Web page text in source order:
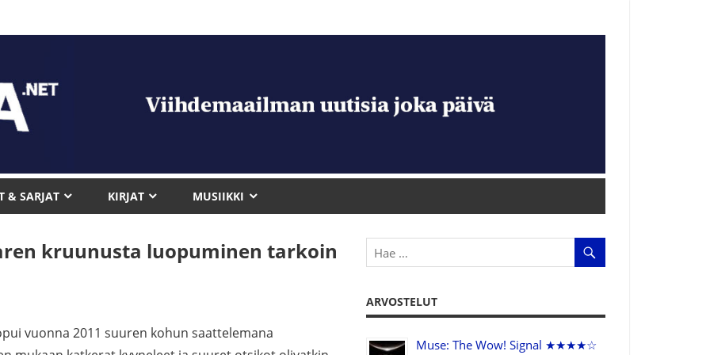
& SARJAT KIRJAT MUSIIKKI
kruunusta luopuminen tarkoin
vuonna 2011 suuren kohun saattelemana
ARVOSTELUT
Muse: The Wow! Signal ★★★★☆